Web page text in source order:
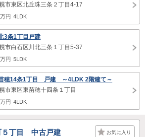
市東区北丘珠三条２丁目4-17
万円 4LDK
3条1丁目戸建
市白石区川北三条１丁目5-37
万円 5LDK
穂14条1丁目 戸建 ～4LDK 2階建て～
市東区東苗穂十四条１丁目
万円 4LDK
５丁目 中古戸建 お気に入り